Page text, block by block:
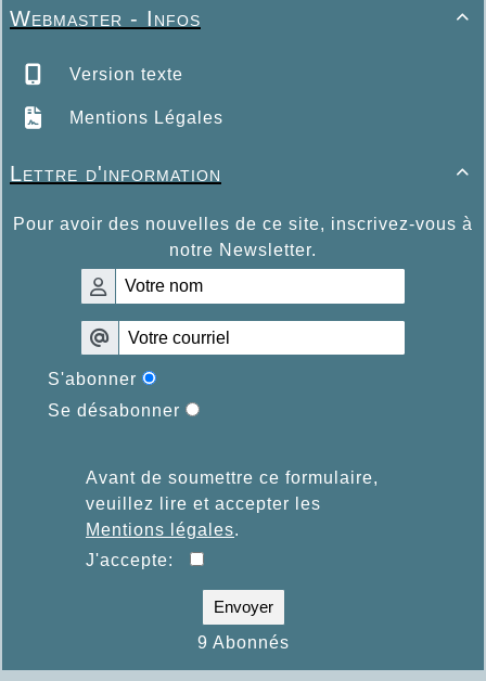

Webmaster - Infos
Version texte
Mentions Légales

Lettre d'information
Pour avoir des nouvelles de ce site, inscrivez-vous à
notre Newsletter.
S'abonner
Se désabonner
Avant de soumettre ce formulaire,
veuillez lire et accepter les
Mentions légales.
J'accepte:
Envoyer
9 Abonnés